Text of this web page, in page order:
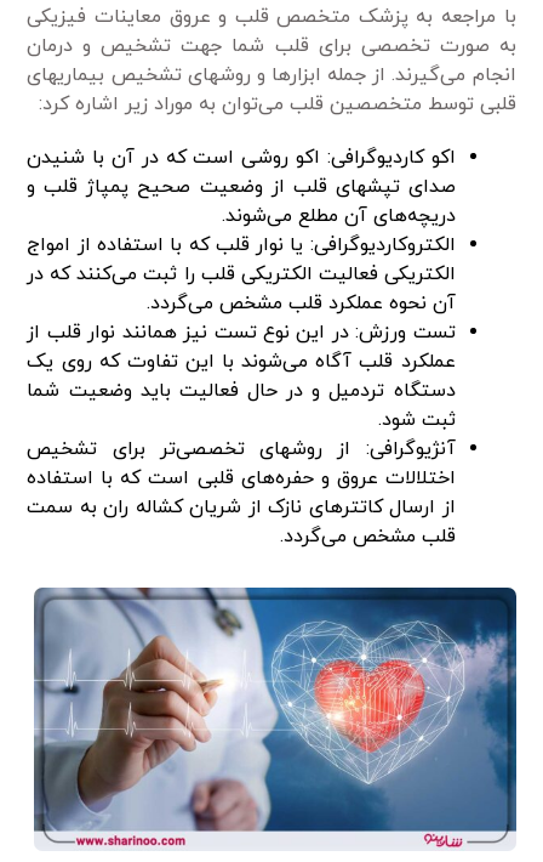
با مراجعه به پزشک متخصص قلب و عروق معاینات فیزیکی
به صورت تخصصی برای قلب شما جهت تشخیص و درمان
انجام می‌گیرند. از جمله ابزارها و روشهای تشخیص بیماریهای
قلبی توسط متخصصین قلب می‌توان به موراد زیر اشاره کرد:
اکو کاردیوگرافی: اکو روشی است که در آن با شنیدن
صدای تپشهای قلب از وضعیت صحیح پمپاژ قلب و
دریچه‌های آن مطلع می‌شوند.
الکتروکاردیوگرافی: یا نوار قلب که با استفاده از امواج
الکتریکی فعالیت الکتریکی قلب را ثبت می‌کنند که در
آن نحوه عملکرد قلب مشخص می‌گردد.
تست ورزش: در این نوع تست نیز همانند نوار قلب از
عملکرد قلب آگاه می‌شوند با این تفاوت که روی یک
دستگاه تردمیل و در حال فعالیت باید وضعیت شما
ثبت شود.
آنژیوگرافی: از روشهای تخصصی‌تر برای تشخیص
اختلالات عروق و حفره‌های قلبی است که با استفاده
از ارسال کاتترهای نازک از شریان کشاله ران به سمت
قلب مشخص می‌گردد.